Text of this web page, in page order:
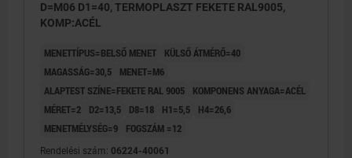
D=M06 D1=40, TERMOPLASZT FEKETE RAL9005,
KOMP:ACÉL
MENETTÍPUS=BELSŐ MENET
KÜLSŐ ÁTMÉRŐ=40
MAGASSÁG=30,5
MENET=M6
ALAPTEST SZÍNE=FEKETE RAL 9005
KOMPONENS ANYAGA=ACÉL
MÉRET=2
D2=13,5 D8=18 H1=5,5
H4=26,6
MENETMÉLYSÉG=9
FOGSZÁM =12
Rendelési szám: 06224-40061